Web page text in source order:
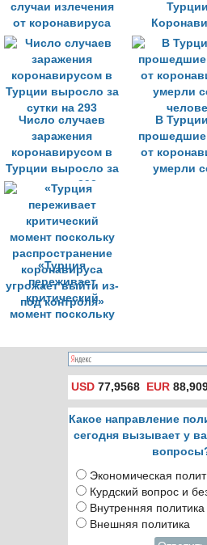
случаи излечения
от коронавируса
по всей
Число случаев
заражения
коронавирусом в
Турции выросло за
сутки на 293
В
прошедшие
от
умерли
«Турция
переживает
критический
момент поскольку
коронавируса
угрожает выйти из-
под контроля»
USD 77,9568 EUR
Какое направление
сегодня вызывает у
Экономическая
Курдский вопрос и
Внутренняя
Внешняя политика